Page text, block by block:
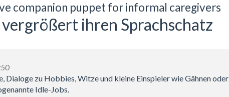
companion puppet for informal caregivers
ihren Sprachschatz
Dialoge zu Hobbies, Witze und kleine Einspieler wie Gähnen oder
Idle-Jobs.